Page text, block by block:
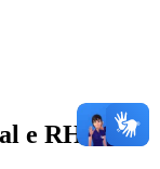
e RH